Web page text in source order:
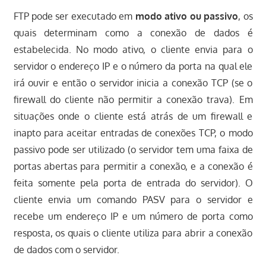
FTP pode ser executado em modo ativo ou passivo, os
quais determinam como a conexão de dados é
estabelecida. No modo ativo, o cliente envia para o
servidor o endereço IP e o número da porta na qual ele
irá ouvir e então o servidor inicia a conexão TCP (se o
firewall do cliente não permitir a conexão trava). Em
situações onde o cliente está atrás de um firewall e
inapto para aceitar entradas de conexões TCP, o modo
passivo pode ser utilizado (o servidor tem uma faixa de
portas abertas para permitir a conexão, e a conexão é
feita somente pela porta de entrada do servidor). O
cliente envia um comando PASV para o servidor e
recebe um endereço IP e um número de porta como
resposta, os quais o cliente utiliza para abrir a conexão
de dados com o servidor.